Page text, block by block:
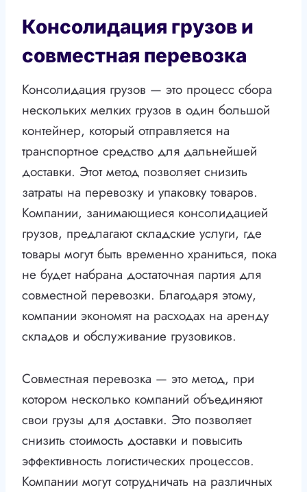
Консолидация грузов и
совместная перевозка
Консолидация грузов — это процесс сбора
нескольких мелких грузов в один большой
контейнер, который отправляется на
транспортное средство для дальнейшей
доставки. Этот метод позволяет снизить
затраты на перевозку и упаковку товаров.
Компании, занимающиеся консолидацией
грузов, предлагают складские услуги, где
товары могут быть временно храниться, пока
не будет набрана достаточная партия для
совместной перевозки. Благодаря этому,
компании экономят на расходах на аренду
складов и обслуживание грузовиков.
Совместная перевозка — это метод, при
котором несколько компаний объединяют
свои грузы для доставки. Это позволяет
снизить стоимость доставки и повысить
эффективность логистических процессов.
Компании могут сотрудничать на различных